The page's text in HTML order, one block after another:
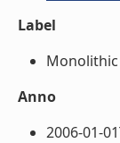
Label
Anno
2006-01-